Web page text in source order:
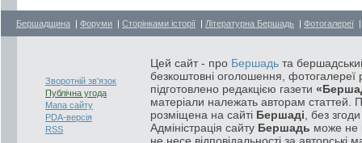
Бершадщина | Форуми | Сторінками історії | Літературна Бершадь | Фотогалереї
Зворотній зв'язок
Публічна угода
Мапа сайту
PDA-версія
RSS
Цей сайт - про Бершадь та
безкоштовні оголошення, фотогалереї
підготовлено редакцією газети
матеріали належать авторам статтей.
розміщена на сайті Бершаді , без
Адміністрація сайту Бершадь може не